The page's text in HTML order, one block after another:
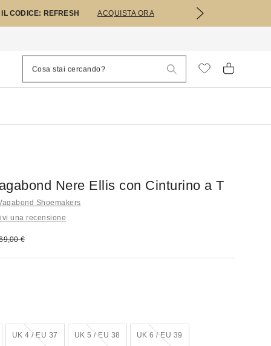
CODICE: REFRESH ACQUISTA ORA
Nere Ellis con Cinturino a T
Shoemakers
una recensione
originale:
€
UK 4 / EU 37
Esaurito! UK 5 / EU 38
Esaurito! UK 6 / EU 39
Esaurito!